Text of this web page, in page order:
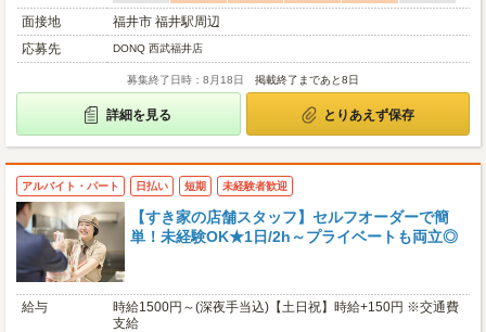
面接地
福井市 福井駅周辺
応募先
DONQ 西武福井店
募集終了日時：8月18日 掲載終了まであと8日
詳細を見る とりあえず保存
アルバイト・パート 日払い 短期 未経験者歓迎
【すき家の店舗スタッフ】セルフオーダーで簡
単！未経験OK★1日/2h～プライベートも両立◎
給与
時給1500円～(深夜手当込)【土日祝】時給+150円 ※交通費
支給